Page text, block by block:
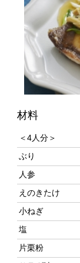
材料
ぶり
人参
えのきたけ
小ねぎ
塩
片栗粉
サラダ油
だし
片栗粉